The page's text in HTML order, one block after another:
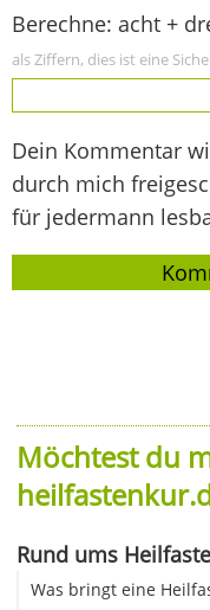
Berechne: acht +
als Ziffern, dies ist eine
Dein Kommentar
durch mich
für jedermann
Möchtest du
Rund ums
Was bringt eine